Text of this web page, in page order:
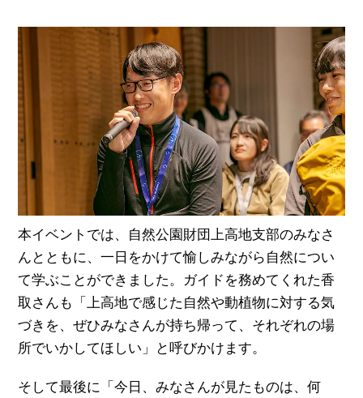
本イベントでは、自然公園財団上高地支部のみなさ
んとともに、一日をかけて愉しみながら自然につい
て学ぶことができました。ガイドを務めてくれた香
取さんも「上高地で感じた自然や動植物に対する気
づきを、ぜひみなさんが持ち帰って、それぞれの場
所でいかしてほしい」と呼びかけます。
そして最後に「今日、みなさんが見たものは、何